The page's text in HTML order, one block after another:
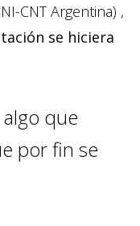
CNT Argentina) ,
se hiciera
que
por fin se